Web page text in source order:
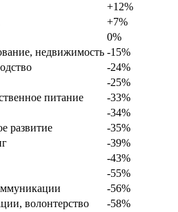
+12%
+7%
0%
недвижимость -15%
-24%
-25%
питание
-33%
-34%
развитие
-35%
-39%
-43%
-55%
-56%
волонтерство
-58%